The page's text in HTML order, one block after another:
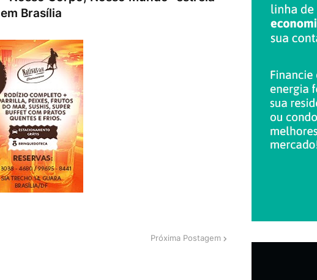
em Brasília
Próxima Postagem